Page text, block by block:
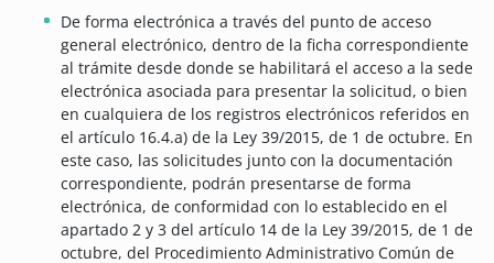
De forma electrónica a través del punto de acceso
general electrónico, dentro de la ficha correspondiente
al trámite desde donde se habilitará el acceso a la sede
electrónica asociada para presentar la solicitud, o bien
en cualquiera de los registros electrónicos referidos en
el artículo 16.4.a) de la Ley 39/2015, de 1 de octubre. En
este caso, las solicitudes junto con la documentación
correspondiente, podrán presentarse de forma
electrónica, de conformidad con lo establecido en el
apartado 2 y 3 del artículo 14 de la Ley 39/2015, de 1 de
octubre, del Procedimiento Administrativo Común de